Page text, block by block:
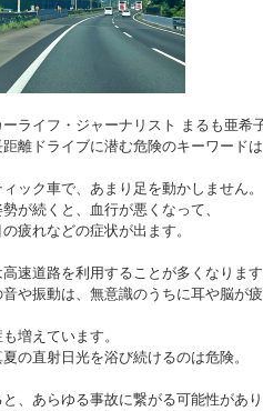
ライフ・ジャーナリスト まるも亜希
離ドライブに潜む危険のキーワード
ック車で、あまり足を動かしません。
が続くと、血行が悪くなって、
疲れなどの症状が出ます。
速道路を利用することが多くなりま
や振動は、無意識のうちに耳や脳が
増えています。
の直射日光を浴び続けるのは危険。
、あらゆる事故に繋がる可能性があ